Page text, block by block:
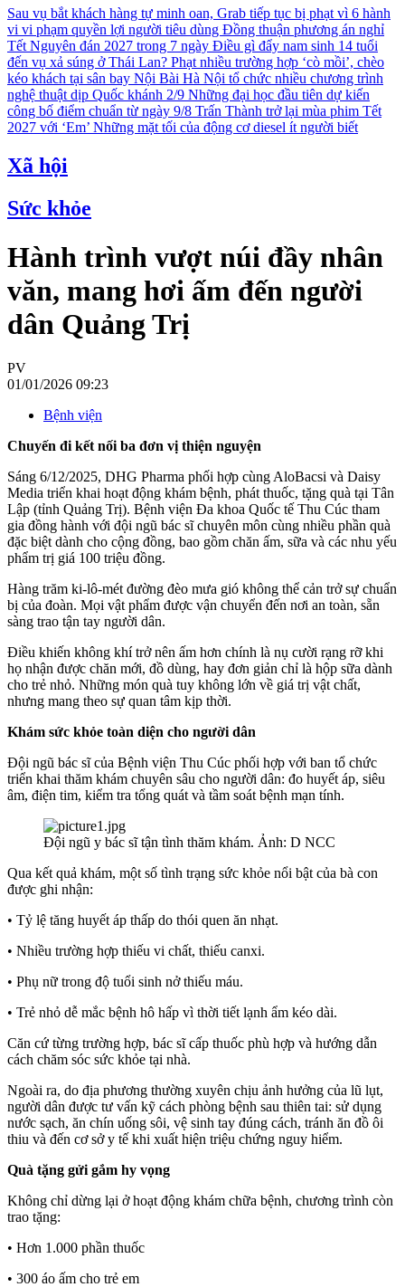
Sau vụ bắt khách hàng tự minh oan, Grab tiếp tục bị phạt vì 6 hành
vi vi phạm quyền lợi người tiêu dùng Đồng thuận phương án nghỉ
Tết Nguyên đán 2027 trong 7 ngày Điều gì đẩy nam sinh 14 tuổi
đến vụ xả súng ở Thái Lan? Phạt nhiều trường hợp ‘cò mồi’, chèo
kéo khách tại sân bay Nội Bài Hà Nội tổ chức nhiều chương trình
nghệ thuật dịp Quốc khánh 2/9 Những đại học đầu tiên dự kiến
công bố điểm chuẩn từ ngày 9/8 Trấn Thành trở lại mùa phim Tết
2027 với ‘Em’ Những mặt tối của động cơ diesel ít người biết
Xã hội
Sức khỏe
Hành trình vượt núi đầy nhân
văn, mang hơi ấm đến người
dân Quảng Trị
PV
01/01/2026 09:23
Bệnh viện
Chuyến đi kết nối ba đơn vị thiện nguyện
Sáng 6/12/2025, DHG Pharma phối hợp cùng AloBacsi và Daisy
Media triển khai hoạt động khám bệnh, phát thuốc, tặng quà tại Tân
Lập (tỉnh Quảng Trị). Bệnh viện Đa khoa Quốc tế Thu Cúc tham
gia đồng hành với đội ngũ bác sĩ chuyên môn cùng nhiều phần quà
đặc biệt dành cho cộng đồng, bao gồm chăn ấm, sữa và các nhu yếu
phẩm trị giá 100 triệu đồng.
Hàng trăm ki-lô-mét đường đèo mưa gió không thể cản trở sự chuẩn
bị của đoàn. Mọi vật phẩm được vận chuyển đến nơi an toàn, sẵn
sàng trao tận tay người dân.
Điều khiến không khí trở nên ấm hơn chính là nụ cười rạng rỡ khi
họ nhận được chăn mới, đồ dùng, hay đơn giản chỉ là hộp sữa dành
cho trẻ nhỏ. Những món quà tuy không lớn về giá trị vật chất,
nhưng mang theo sự quan tâm kịp thời.
Khám sức khỏe toàn diện cho người dân
Đội ngũ bác sĩ của Bệnh viện Thu Cúc phối hợp với ban tổ chức
triển khai thăm khám chuyên sâu cho người dân: đo huyết áp, siêu
âm, điện tim, kiểm tra tổng quát và tầm soát bệnh mạn tính.
Đội ngũ y bác sĩ tận tình thăm khám. Ảnh: D NCC
Qua kết quả khám, một số tình trạng sức khỏe nổi bật của bà con
được ghi nhận:
• Tỷ lệ tăng huyết áp thấp do thói quen ăn nhạt.
• Nhiều trường hợp thiếu vi chất, thiếu canxi.
• Phụ nữ trong độ tuổi sinh nở thiếu máu.
• Trẻ nhỏ dễ mắc bệnh hô hấp vì thời tiết lạnh ẩm kéo dài.
Căn cứ từng trường hợp, bác sĩ cấp thuốc phù hợp và hướng dẫn
cách chăm sóc sức khỏe tại nhà.
Ngoài ra, do địa phương thường xuyên chịu ảnh hưởng của lũ lụt,
người dân được tư vấn kỹ cách phòng bệnh sau thiên tai: sử dụng
nước sạch, ăn chín uống sôi, vệ sinh tay đúng cách, tránh ăn đồ ôi
thiu và đến cơ sở y tế khi xuất hiện triệu chứng nguy hiểm.
Quà tặng gửi gắm hy vọng
Không chỉ dừng lại ở hoạt động khám chữa bệnh, chương trình còn
trao tặng:
• Hơn 1.000 phần thuốc
• 300 áo ấm cho trẻ em